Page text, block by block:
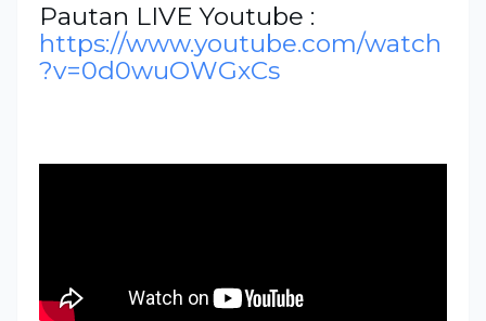
https://www.youtube.com/watch
?v=0d0wuOWGxCs